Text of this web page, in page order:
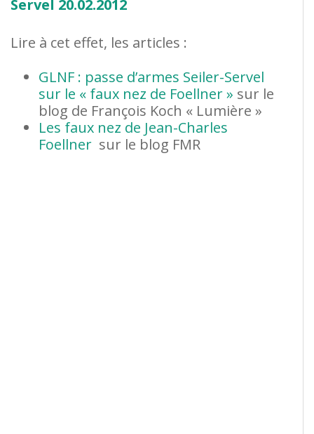
Servel 20.02.2012
Lire à cet effet, les articles :
GLNF : passe d’armes Seiler-Servel
sur le « faux nez de Foellner » sur le
blog de François Koch « Lumière »
Les faux nez de Jean-Charles
Foellner sur le blog FMR